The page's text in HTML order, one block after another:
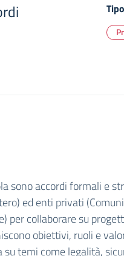
sono accordi formali e
ed enti privati
per collaborare su
obiettivi, ruoli e
temi come legalità,